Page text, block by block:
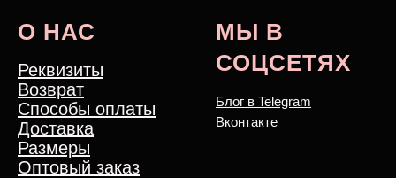
О НАС
Реквизиты
Возврат
Способы оплаты
Доставка
Размеры
Оптовый заказ
МЫ В
СОЦСЕТЯХ
Блог в Telegram
Вконтакте